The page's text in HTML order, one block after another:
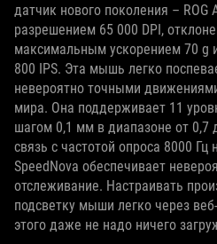
датчик нового поколения – ROG
разрешением 65 000 DPI,
максимальным ускорением 70 g
800 IPS. Эта мышь легко
невероятно точными
мира. Она поддерживает 11
шагом 0,1 мм в диапазоне от 0,7
связь с частотой опроса 8000 Гц
SpeedNova обеспечивает
отслеживание. Настраивать
подсветку мыши легко через
этого даже не надо ничего